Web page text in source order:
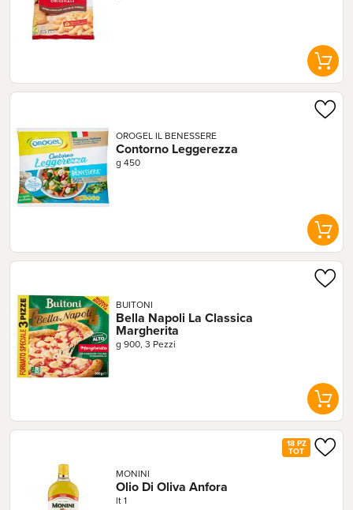
OROGEL IL BENESSERE
Contorno Leggerezza
g 450
BUITONI
Bella Napoli La Classica
Margherita
g 900, 3 Pezzi
18 PZ
TOT
MONINI
Olio Di Oliva Anfora
lt 1